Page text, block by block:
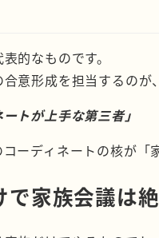
的なものです。
意形成を担当するのが、
ートが上手な第三者」
ーディネートの核が「
で家族会議は